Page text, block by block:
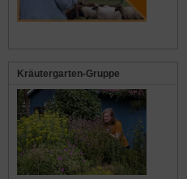
Kräutergarten-Gruppe